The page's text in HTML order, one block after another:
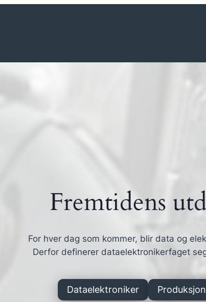
Fremtidens
For hver dag som kommer, blir data og
Derfor definerer dataelektronikerfaget
Dataelektroniker